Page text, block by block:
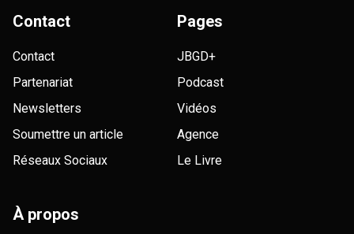
Contact
Contact
Partenariat
Newsletters
Soumettre un article
Réseaux Sociaux
Pages
JBGD+
Podcast
Vidéos
Agence
Le Livre
À propos